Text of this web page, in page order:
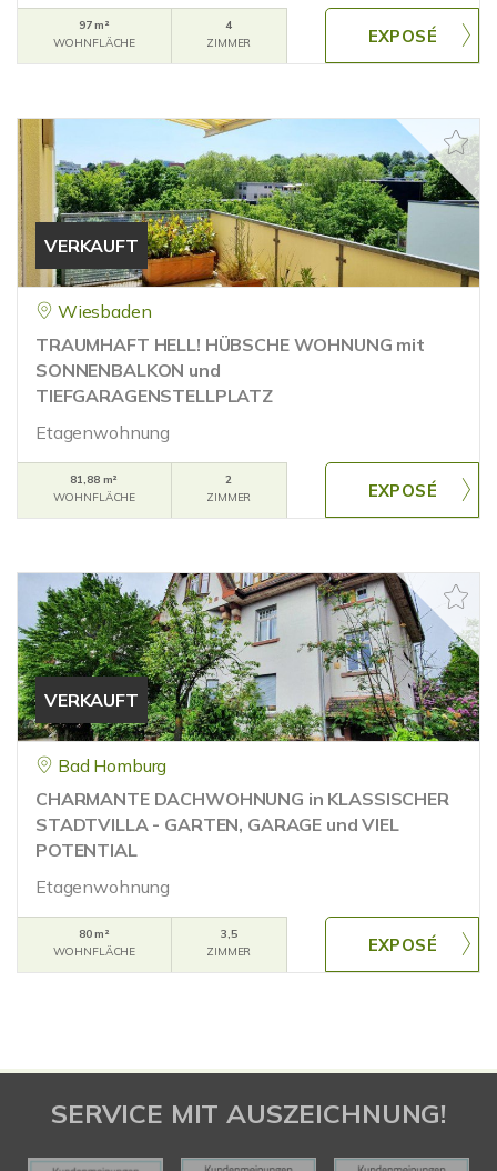
97 m²
WOHNFLÄCHE
4
ZIMMER
VERKAUFT
Wiesbaden
TRAUMHAFT HELL! HÜBSCHE WOHNUNG mit
SONNENBALKON und
TIEFGARAGENSTELLPLATZ
Etagenwohnung
81,88 m²
WOHNFLÄCHE
2
ZIMMER
VERKAUFT
Bad Homburg
CHARMANTE DACHWOHNUNG in KLASSISCHER
STADTVILLA - GARTEN, GARAGE und VIEL
POTENTIAL
Etagenwohnung
80 m²
WOHNFLÄCHE
3,5
ZIMMER
SERVICE MIT AUSZEICHNUNG!